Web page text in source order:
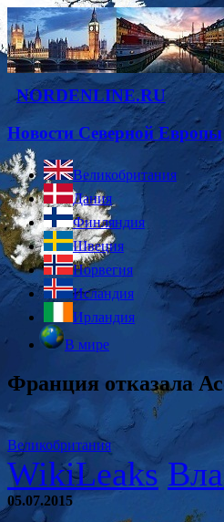
NORDENLINE.RU
Новости Северной Европы
Великобритания
Дания
Финляндия
Швеция
Норвегия
Исландия
Ирландия
В мире
Франция отказала
Великобритания
WikiLeaks
05.07.2015